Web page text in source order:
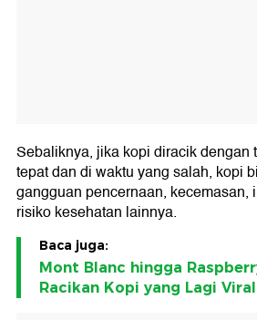
Sebaliknya, jika kopi diracik dengan
tepat dan di waktu yang salah, kopi
gangguan pencernaan, kecemasan,
risiko kesehatan lainnya.
Baca juga:
Mont Blanc hingga
Racikan Kopi yang Lagi Viral